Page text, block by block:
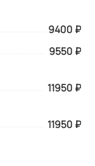
9400 ₽
9550 ₽
11950 ₽
11950 ₽